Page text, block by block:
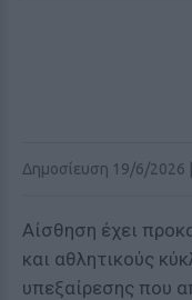
Δημοσίευση 19/6/2026
Αίσθηση έχει
και αθλητικούς
υπεξαίρεσης που